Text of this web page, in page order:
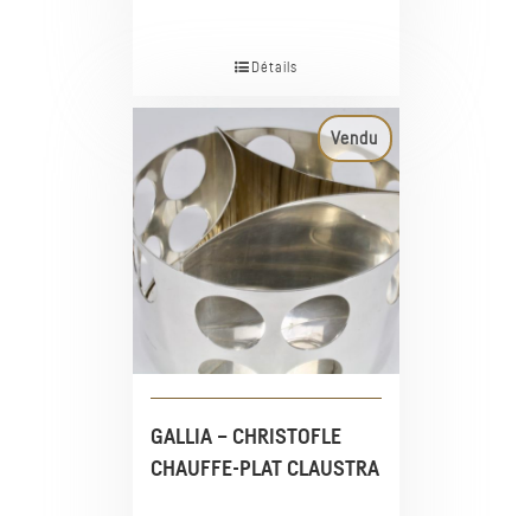
Détails
Vendu
GALLIA – CHRISTOFLE
CHAUFFE-PLAT CLAUSTRA